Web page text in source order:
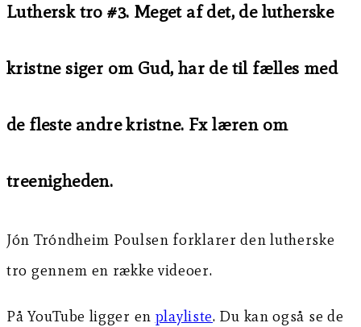
Luthersk tro #3. Meget af det, de lutherske
kristne siger om Gud, har de til fælles med
de fleste andre kristne. Fx læren om
treenigheden.
Jón Tróndheim Poulsen forklarer den lutherske
tro gennem en række videoer.
På YouTube ligger en playliste. Du kan også se de